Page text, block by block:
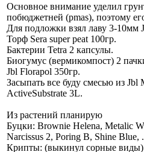
Основное внимание уделил
побюджетней (pmas), поэтому
Для подложки взял лаву 3-10мм
Торф Sera super peat 100гр.
Бактерии Tetra 2 капсулы.
Биогумус (вермикомпост) 2
Jbl Florapol 350гр.
Засыпать все буду смесью из Jbl
ActiveSubstrate 3L.
Из растений планирую
Буцки: Brownie Helena, Metalic
Narcissus 2, Poring B, Shine Blue,
Крипты: (выкинул сорные виды)